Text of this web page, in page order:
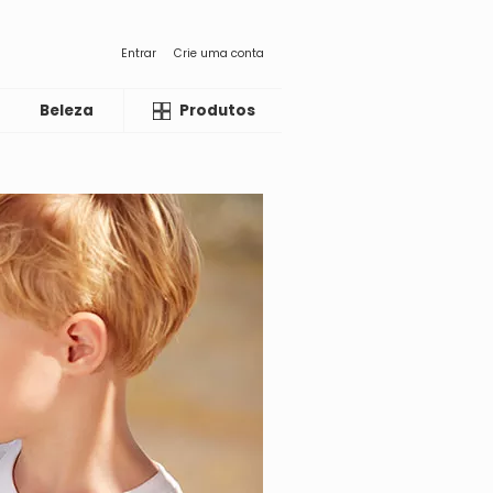
Entrar Crie uma conta
Beleza LiquidaProdutos